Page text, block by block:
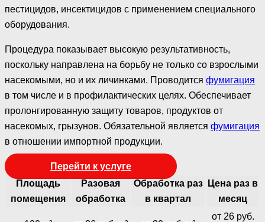
пестицидов, инсектицидов с применением специального
оборудования.
Процедура показывает высокую результативность,
поскольку направлена на борьбу не только со взрослыми
насекомыми, но и их личинками. Проводится фумигация
в том числе и в профилактических целях. Обеспечивает
пролонгированную защиту товаров, продуктов от
насекомых, грызунов. Обязательной является фумигация
в отношении импортной продукции.
Перейти к услуге
Площадь
помещения
Разовая
обработка
Обработка раз
в квартал
Цена раз в
месяц
от 26 руб.